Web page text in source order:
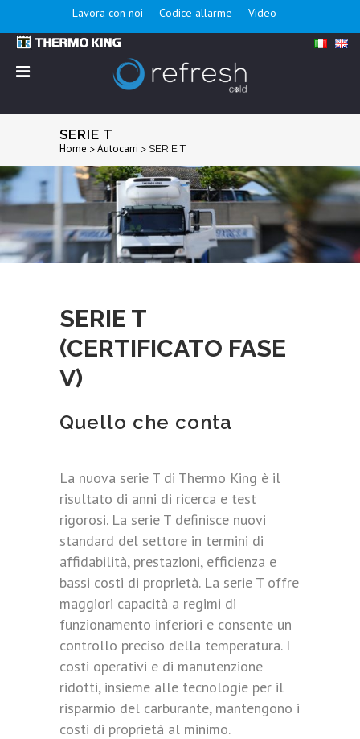
Lavora con noi Codice allarme Video
SERIE T
Home > Autocarri > SERIE T
SERIE T
(CERTIFICATO FASE
V)
Quello che conta
La nuova serie T di Thermo King è il
risultato di anni di ricerca e test
rigorosi. La serie T definisce nuovi
standard del settore in termini di
affidabilità, prestazioni, efficienza e
bassi costi di proprietà. La serie T offre
maggiori capacità a regimi di
funzionamento inferiori e consente un
controllo preciso della temperatura. I
costi operativi e di manutenzione
ridotti, insieme alle tecnologie per il
risparmio del carburante, mantengono i
costi di proprietà al minimo.